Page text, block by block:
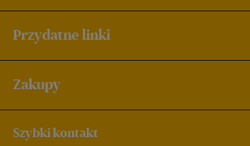
Przydatne linki
Zakupy
Szybki kontakt